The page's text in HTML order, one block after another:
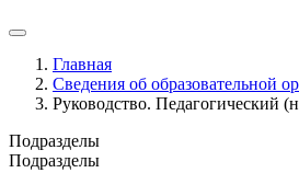
Главная
Сведения об образовательной
Руководство. Педагогический
Подразделы
Подразделы